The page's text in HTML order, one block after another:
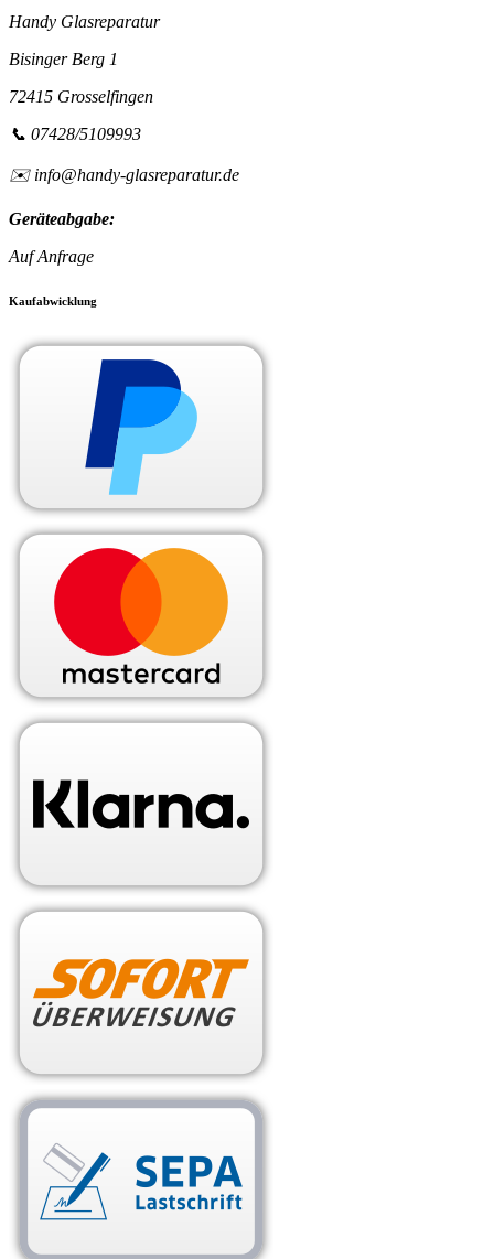
Handy Glasreparatur
Bisinger Berg 1
72415 Grosselfingen
📞 07428/5109993
✉️ info@handy-glasreparatur.de
Geräteabgabe:
Auf Anfrage
Kaufabwicklung